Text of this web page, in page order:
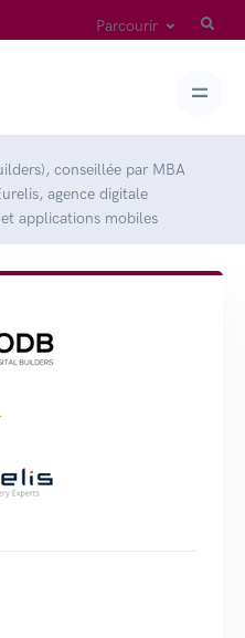
Parcourir
conseillée par MBA
agence digitale
applications mobiles